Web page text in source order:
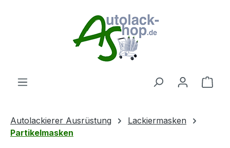
Autolackierer Ausrüstung
Lackiermasken
Partikelmasken